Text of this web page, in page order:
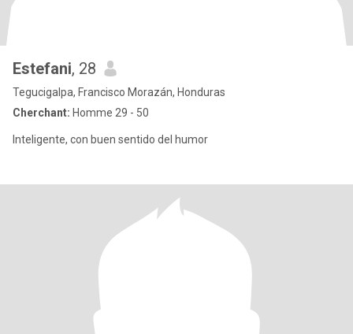
Estefani, 28
Tegucigalpa, Francisco Morazán, Honduras
Cherchant: Homme 29 - 50
Inteligente, con buen sentido del humor